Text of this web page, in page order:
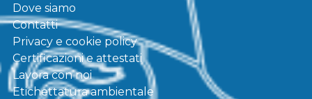
Dove siamo
Contatti
Privacy e cookie policy
Certificazioni e attestati
Lavora con noi
Etichettatura ambientale